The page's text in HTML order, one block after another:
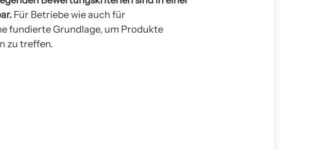
Für Betriebe wie auch für
fundierte Grundlage, um Produkte
zu treffen.